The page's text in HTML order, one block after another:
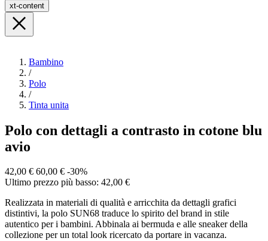
xt-content
Bambino
/
Polo
/
Tinta unita
Polo con dettagli a contrasto in cotone blu
avio
42,00 € 60,00 € -30%
Ultimo prezzo più basso: 42,00 €
Realizzata in materiali di qualità e arricchita da dettagli grafici
distintivi, la polo SUN68 traduce lo spirito del brand in stile
autentico per i bambini. Abbinala ai bermuda e alle sneaker della
collezione per un total look ricercato da portare in vacanza.